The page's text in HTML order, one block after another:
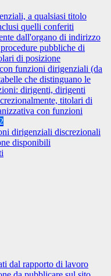
a qualsiasi titolo
quelli conferiti
dall'organo di indirizzo
pubbliche di
di posizione
funzioni dirigenziali (da
che distinguano le
dirigenti, dirigenti
titolari di
con funzioni
dirigenziali discrezionali
disponibili
dal rapporto di lavoro